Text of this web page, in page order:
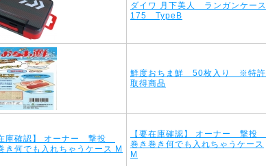
ダイワ 月下美人 ランガンケース
175 TypeB
鮮度おちま鮮 50枚入り ※特許
取得商品
【要在庫確認】 オーナー 撃投
巻き巻き何でも入れちゃうケース
M